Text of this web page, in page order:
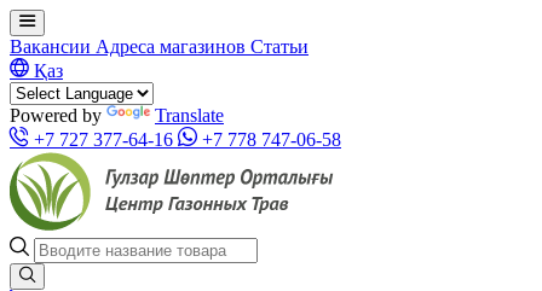
Вакансии Адреса магазинов Статьи
Қаз
Powered by
Translate
+7 727 377-64-16
+7 778 747-06-58